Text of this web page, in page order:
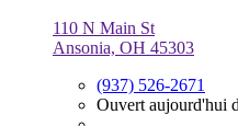
110 N Main St
Ansonia, OH 45303
(937) 526-2671
Ouvert aujourd'hui